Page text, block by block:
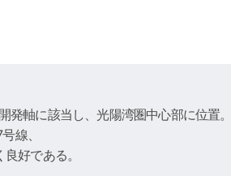
軸に該当し、光陽湾圏中心部に位置。
線、
好である。